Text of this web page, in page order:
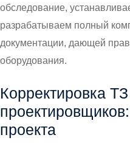
обследование,
разрабатываем полный
документации, дающей
оборудования.
Корректировка
проекта